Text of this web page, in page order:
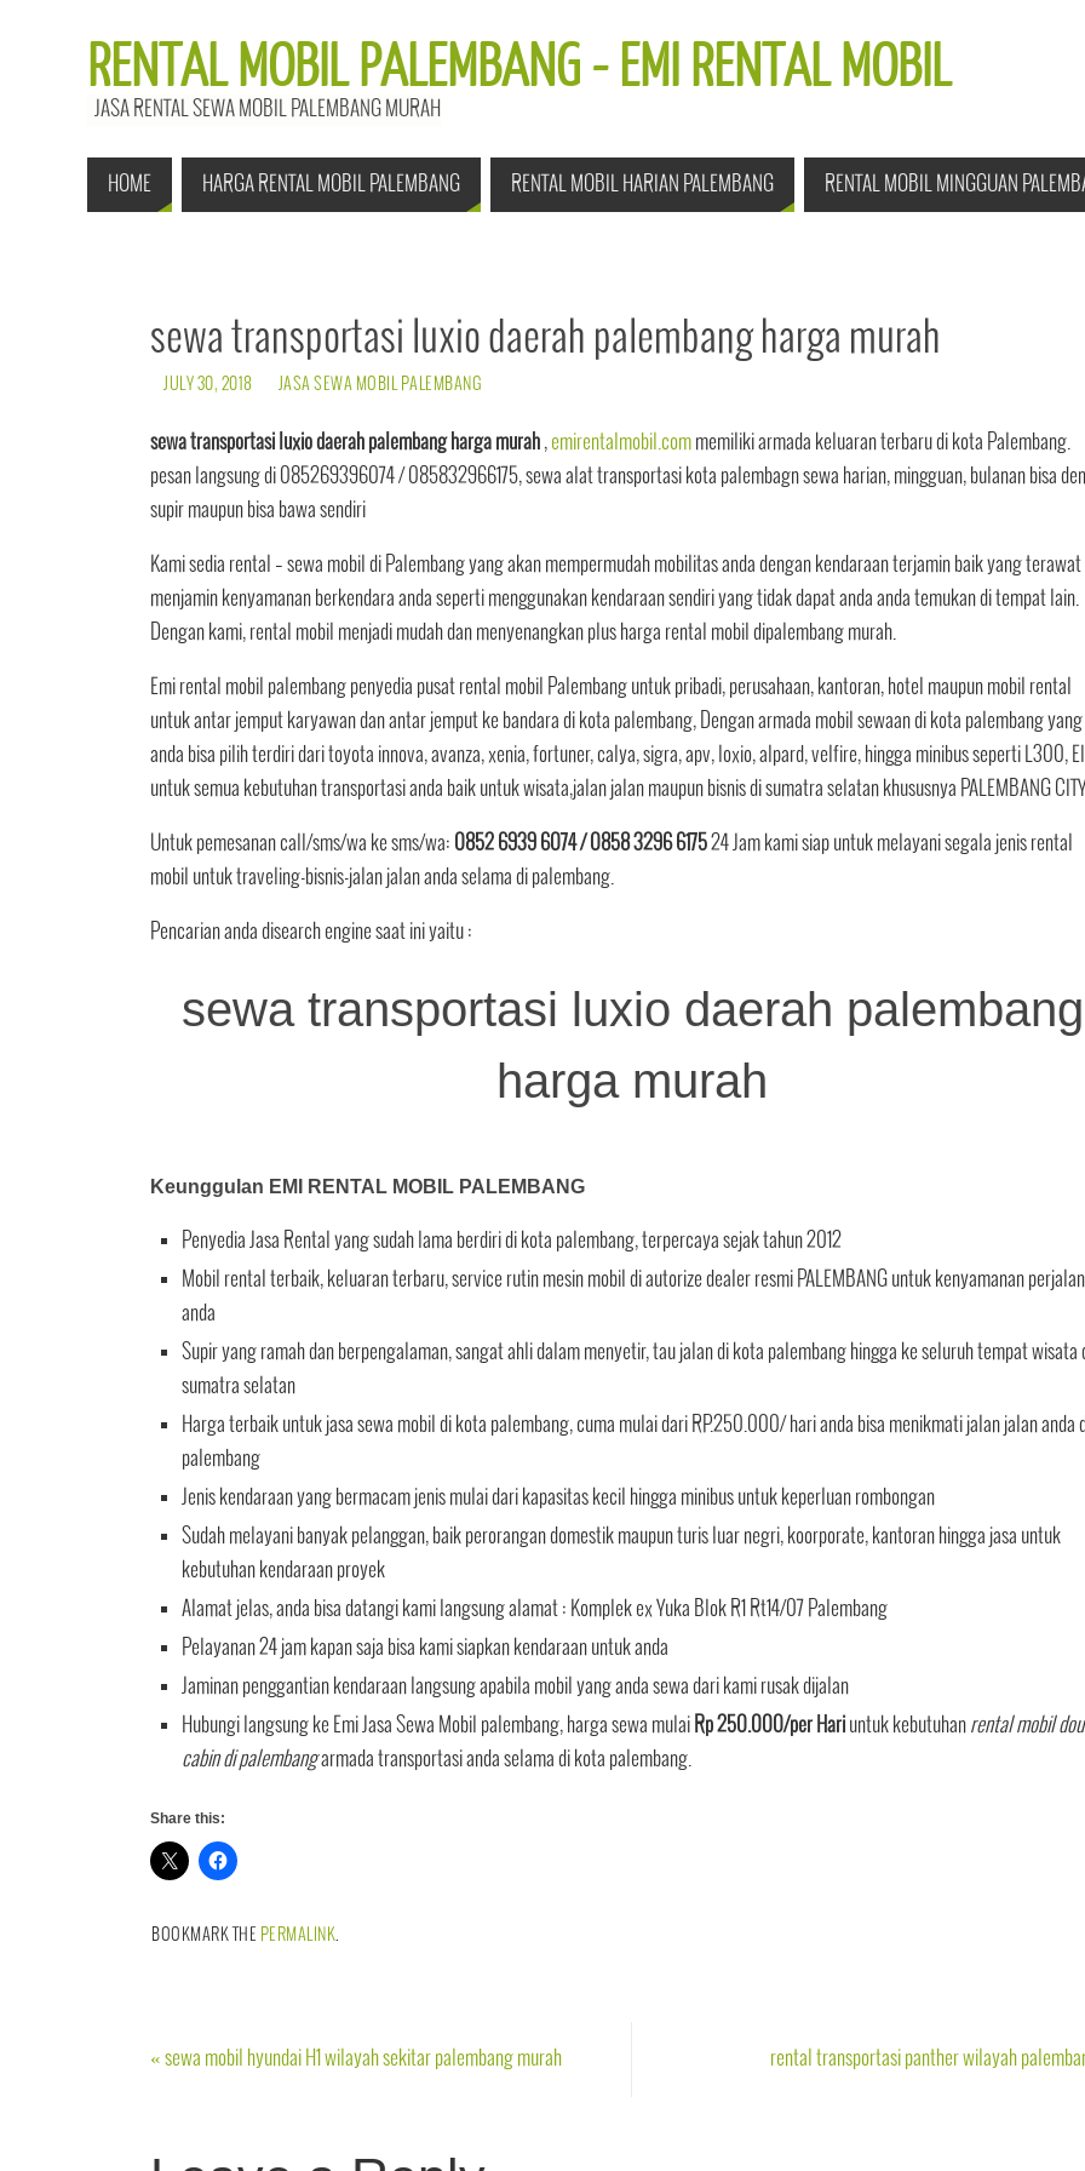
RENTAL MOBIL PALEMBANG - EMI RENTAL MOBIL
JASA RENTAL SEWA MOBIL PALEMBANG MURAH
HOME HARGA RENTAL MOBIL PALEMBANG RENTAL MOBIL HARIAN PALEMBANG RENTAL MOBIL MINGGUAN
sewa transportasi luxio daerah palembang harga murah
JULY 30, 2018 JASA SEWA MOBIL PALEMBANG
sewa transportasi luxio daerah palembang harga murah , emirentalmobil.com memiliki armada keluaran terbaru di kota Palembang.
pesan langsung di 085269396074 / 085832966175, sewa alat transportasi kota palembagn sewa harian, mingguan, bulanan bisa
supir maupun bisa bawa sendiri
Kami sedia rental – sewa mobil di Palembang yang akan mempermudah mobilitas anda dengan kendaraan terjamin baik yang terawat
menjamin kenyamanan berkendara anda seperti menggunakan kendaraan sendiri yang tidak dapat anda anda temukan di tempat lain.
Dengan kami, rental mobil menjadi mudah dan menyenangkan plus harga rental mobil dipalembang murah.
Emi rental mobil palembang penyedia pusat rental mobil Palembang untuk pribadi, perusahaan, kantoran, hotel maupun mobil rental
untuk antar jemput karyawan dan antar jemput ke bandara di kota palembang, Dengan armada mobil sewaan di kota palembang yang
anda bisa pilih terdiri dari toyota innova, avanza, xenia, fortuner, calya, sigra, apv, loxio, alpard, velfire, hingga minibus seperti L300,
untuk semua kebutuhan transportasi anda baik untuk wisata,jalan jalan maupun bisnis di sumatra selatan khususnya PALEMBANG
Untuk pemesanan call/sms/wa ke sms/wa: 0852 6939 6074 / 0858 3296 617524 Jam kami siap untuk melayani segala jenis rental
mobil untuk traveling-bisnis-jalan jalan anda selama di palembang.
Pencarian anda disearch engine saat ini yaitu :
sewa transportasi luxio daerah palembang
harga murah
Keunggulan EMI RENTAL MOBIL PALEMBANG
Penyedia Jasa Rental yang sudah lama berdiri di kota palembang, terpercaya sejak tahun 2012
Mobil rental terbaik, keluaran terbaru, service rutin mesin mobil di autorize dealer resmi PALEMBANG untuk kenyamanan
anda
Supir yang ramah dan berpengalaman, sangat ahli dalam menyetir, tau jalan di kota palembang hingga ke seluruh tempat wisata
sumatra selatan
Harga terbaik untuk jasa sewa mobil di kota palembang, cuma mulai dari RP.250.000/ hari anda bisa menikmati jalan jalan anda
palembang
Jenis kendaraan yang bermacam jenis mulai dari kapasitas kecil hingga minibus untuk keperluan rombongan
Sudah melayani banyak pelanggan, baik perorangan domestik maupun turis luar negri, koorporate, kantoran hingga jasa untuk
kebutuhan kendaraan proyek
Alamat jelas, anda bisa datangi kami langsung alamat : Komplek ex Yuka Blok R1 Rt14/07 Palembang
Pelayanan 24 jam kapan saja bisa kami siapkan kendaraan untuk anda
Jaminan penggantian kendaraan langsung apabila mobil yang anda sewa dari kami rusak dijalan
Hubungi langsung ke Emi Jasa Sewa Mobil palembang, harga sewa mulai Rp 250.000/per Hariuntuk kebutuhan rental mobil
cabin di palembangarmada transportasi anda selama di kota palembang.
Share this:
BOOKMARK THE PERMALINK.
« sewa mobil hyundai H1 wilayah sekitar palembang murah rental transportasi panther wilayah